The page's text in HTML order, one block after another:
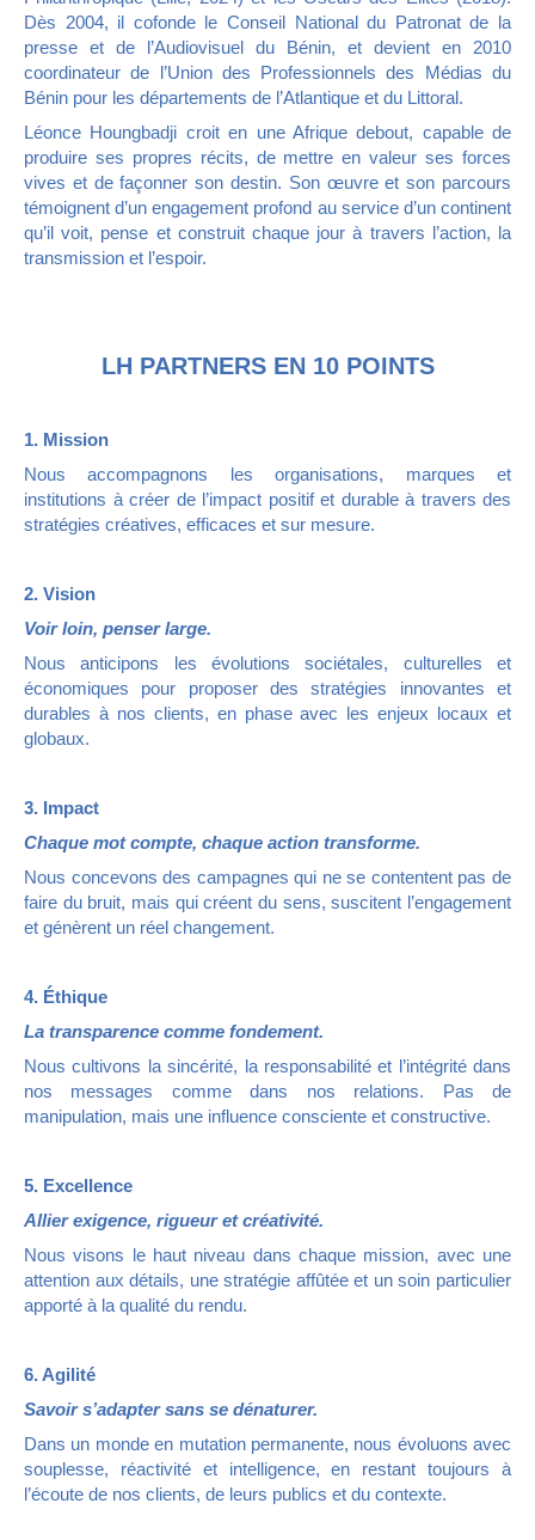
Dès 2004, il cofonde le Conseil National du Patronat de la
presse et de l’Audiovisuel du Bénin, et devient en 2010
coordinateur de l’Union des Professionnels des Médias du
Bénin pour les départements de l’Atlantique et du Littoral.
Léonce Houngbadji croit en une Afrique debout, capable de
produire ses propres récits, de mettre en valeur ses forces
vives et de façonner son destin. Son œuvre et son parcours
témoignent d’un engagement profond au service d’un continent
qu’il voit, pense et construit chaque jour à travers l’action, la
transmission et l’espoir.
LH PARTNERS EN 10 POINTS
1. Mission
Nous accompagnons les organisations, marques et
institutions à créer de l’impact positif et durable à travers des
stratégies créatives, efficaces et sur mesure.
2. Vision
Voir loin, penser large.
Nous anticipons les évolutions sociétales, culturelles et
économiques pour proposer des stratégies innovantes et
durables à nos clients, en phase avec les enjeux locaux et
globaux.
3. Impact
Chaque mot compte, chaque action transforme.
Nous concevons des campagnes qui ne se contentent pas de
faire du bruit, mais qui créent du sens, suscitent l’engagement
et génèrent un réel changement.
4. Éthique
La transparence comme fondement.
Nous cultivons la sincérité, la responsabilité et l’intégrité dans
nos messages comme dans nos relations. Pas de
manipulation, mais une influence consciente et constructive.
5. Excellence
Allier exigence, rigueur et créativité.
Nous visons le haut niveau dans chaque mission, avec une
attention aux détails, une stratégie affûtée et un soin particulier
apporté à la qualité du rendu.
6. Agilité
Savoir s’adapter sans se dénaturer.
Dans un monde en mutation permanente, nous évoluons avec
souplesse, réactivité et intelligence, en restant toujours à
l’écoute de nos clients, de leurs publics et du contexte.